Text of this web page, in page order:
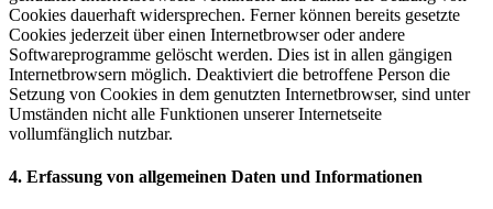
Cookies dauerhaft widersprechen. Ferner können bereits gesetzte
Cookies jederzeit über einen Internetbrowser oder andere
Softwareprogramme gelöscht werden. Dies ist in allen gängigen
Internetbrowsern möglich. Deaktiviert die betroffene Person die
Setzung von Cookies in dem genutzten Internetbrowser, sind unter
Umständen nicht alle Funktionen unserer Internetseite
vollumfänglich nutzbar.
4. Erfassung von allgemeinen Daten und Informationen